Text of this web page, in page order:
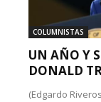
COLUMNISTAS
UN AÑO Y
DONALD
(Edgardo